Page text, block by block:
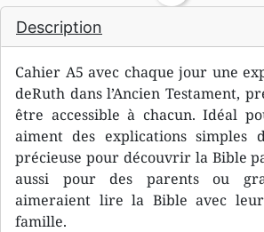
Description
Cahier A5 avec chaque jour une
deRuth dans l’Ancien Testament,
être accessible à chacun. Idéal
aiment des explications simples
précieuse pour découvrir la Bible
aussi pour des parents ou
aimeraient lire la Bible avec
famille.